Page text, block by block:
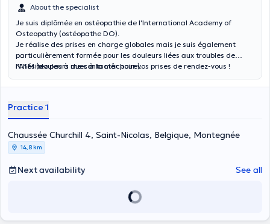
About the specialist
Je suis diplômée en ostéopathie de l'International Academy of
Osteopathy (ostéopathe DO).
Je réalise des prises en charge globales mais je suis également
particulièrement formée pour les douleurs liées aux troubles de
l'ATM (douleurs dues à la mâchoire).
N'hésitez pas à me contacter pour vos prises de rendez-vous !
Practice 1
Chaussée Churchill 4, Saint-Nicolas, Belgique, Montegnée
14,8 km
Next availability See all